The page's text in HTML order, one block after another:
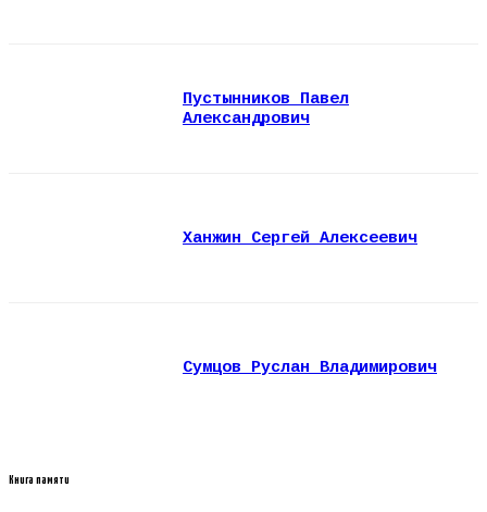
Пустынников Павел
Александрович
Ханжин Сергей Алексеевич
Сумцов Руслан Владимирович
Книга памяти